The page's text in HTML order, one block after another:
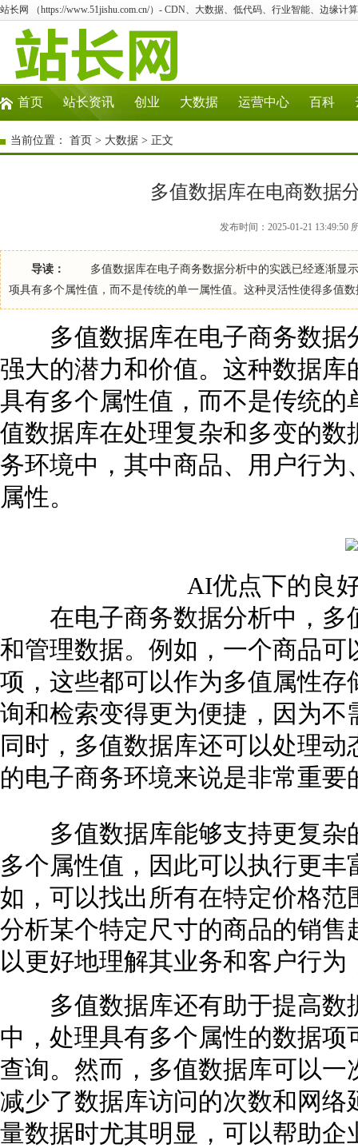
站长网 （https://www.51jishu.com.cn/）- CDN、大数据、低代码、行业智能、边缘计
首页 站长资讯 创业 大数据 运营中心 百科
当前位置： 首页 > 大数据 > 正文
多值数据库在电商数据
发布时间：2025-01-21 13:49:50
导读：
多值数据库在电子商务数据分析中的实践已经逐渐显示
项具有多个属性值，而不是传统的单一属性值。这种灵活性使得多值数
多值数据库在电子商务数据
强大的潜力和价值。这种数据
具有多个属性值，而不是传统
值数据库在处理复杂和多变的
务环境中，其中商品、用户行
属性。
AI优点下的良
在电子商务数据分析中，多
和管理数据。例如，一个商品
项，这些都可以作为多值属性
询和检索变得更为便捷，因为
同时，多值数据库还可以处理
的电子商务环境来说是非常重要
多值数据库能够支持更复杂
多个属性值，因此可以执行更
如，可以找出所有在特定价格
分析某个特定尺寸的商品的销
以更好地理解其业务和客户行
多值数据库还有助于提高数
中，处理具有多个属性的数据
查询。然而，多值数据库可以
减少了数据库访问的次数和网
量数据时尤其明显，可以帮助